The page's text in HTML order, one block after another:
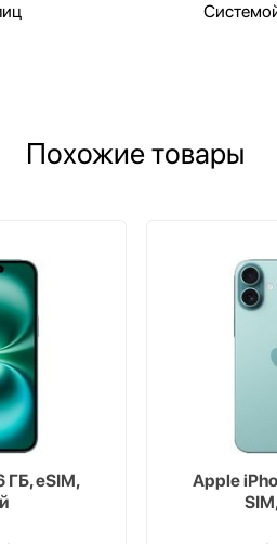
Похожие товары
ГБ, eSIM,
Apple